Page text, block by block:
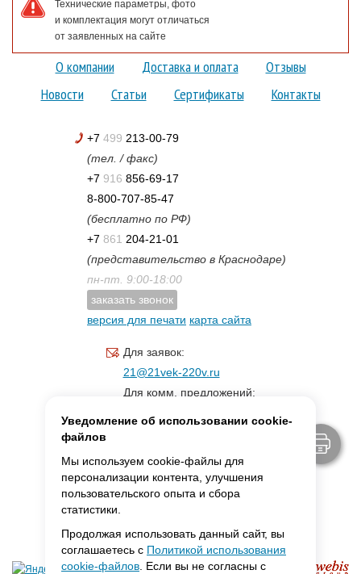
Технические параметры, фото
и комплектация могут отличаться
от заявленных на сайте
О компании Доставка и оплата
Отзывы
Новости
Статьи Сертификаты Контакты
+7 499 213-00-79
(тел. / факс)
+7 916 856-69-17
8-800-707-85-47
(бесплатно по РФ)
+7 861 204-21-01
(представительство в Краснодаре)
пн-пт. 9:00-18:00
заказать звонок
версия для печати карта сайта
Для заявок:
21@21vek-220v.ru
Для комм. предложений:
Уведомление об использовании cookie-
файлов
Мы используем cookie-файлы для
персонализации контента, улучшения
пользовательского опыта и сбора
статистики.
Продолжая использовать данный сайт, вы
соглашаетесь с Политикой использования
cookie-файлов . Если вы не согласны с